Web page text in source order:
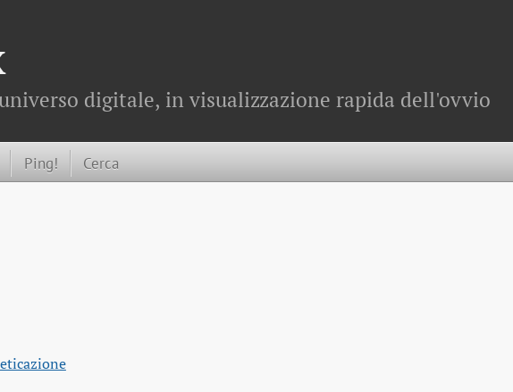
digitale, in visualizzazione rapida dell'ovvio
Ping! Cerca